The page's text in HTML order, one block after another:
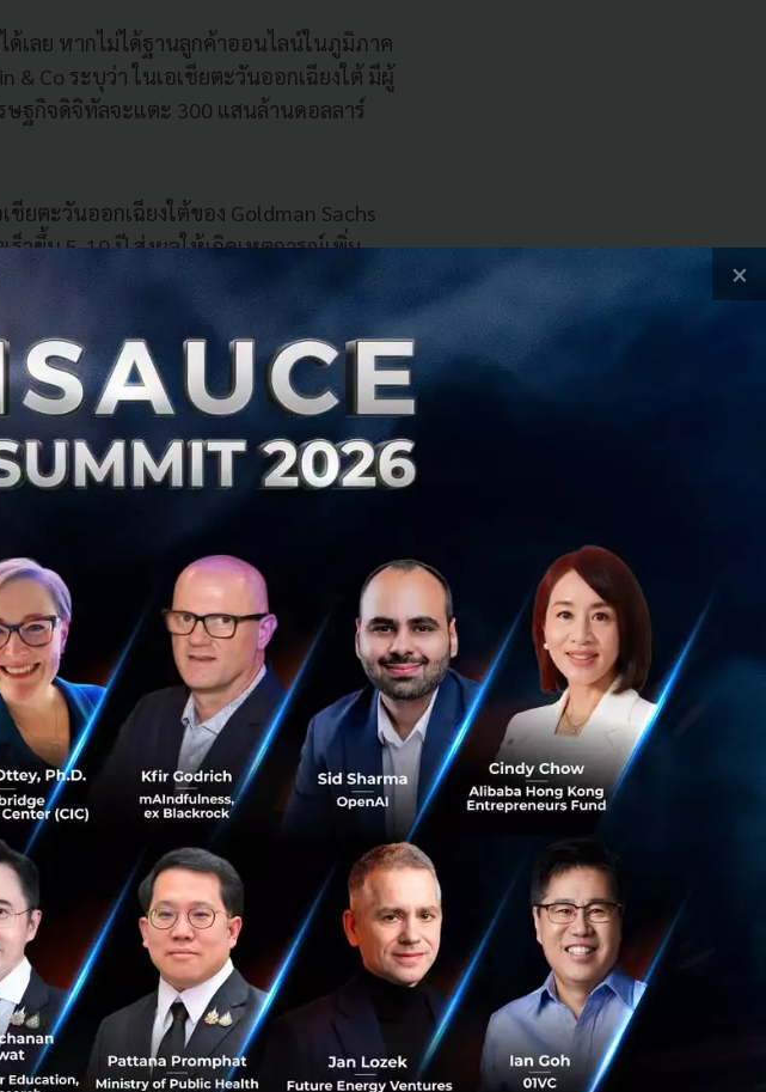
ด้เลย หากไม่ได้ฐานลูกค้าออนไลน์ในภูมิภาค
& Co ระบุว่า ในเอเชียตะวันออกเฉียงใต้ มีผู้
ษฐกิจดิจิทัลจะแตะ 300 แสนล้านดอลลาร์
ยตะวันออกเฉียงใต้ของ Goldman Sachs
ร็วขึ้น 5-10 ปี ส่งผลให้เกิดเหตุการณ์เพิ่ม
Gojek แพลตฟอร์มเรียกรถโดยสาร และ
ลตฟอร์มขนาดใหญ่มูลค่ากว่า 18,000 ล้าน
งภูมิภาค
Acquisition Companies) ของ Grab ที่
อลลาร์ของปี 2019
อง Startup อาเซียน
จากนักลงทุนกว่าที่เป็นมา ทางวรุณ มิตตัล ผู้
ชี EY กล่าวว่า ธนาคารดิจิทัลและบริการ
ะสร้างมูลค่า ซึ่งเห็นได้จากกรณีที่ Sea
Bank Kesejahteraan Ekonomi ของ
าคารเทคโนโลยีดิจิทัลรูปแบบใหม่ที่เชื่อมต่อ
ๆ เพื่อให้ได้ใบอนุญาตตามกฎหมายและเพื่อ
เอเชียตะวันออกเฉียงใต้จะมีธนาคาร
ลิปปินส์ และอินโดนีเซีย ทำให้ภาคส่วนนี้
ล กล่าว
×